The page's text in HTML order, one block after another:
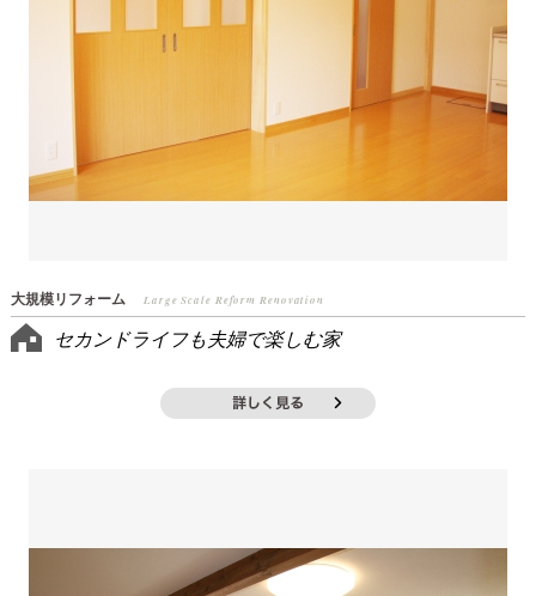
大規模リフォーム Large Scale Reform Renovation
セカンドライフも夫婦で楽しむ家